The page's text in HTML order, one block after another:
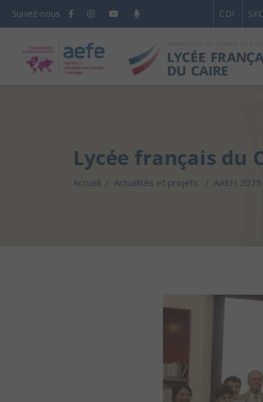
Suivez-nous CDI
Lycée français du
Accueil / Actualités et projets / AAEH